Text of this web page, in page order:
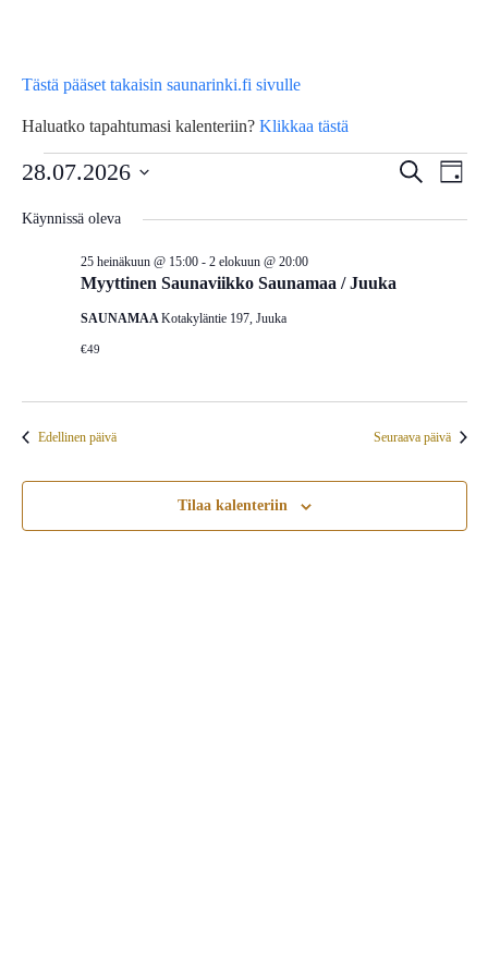
Tästä pääset takaisin saunarinki.fi sivulle
Haluatko tapahtumasi kalenteriin? Klikkaa tästä
Tapahtumat
for
heinäkuun,
2026
Etsi
Päivä
28.07.2026
Käynnissä oleva
Myyttinen Saunaviikko Saunamaa / Juuka
25 heinäkuun @ 15:00- 2 elokuun @ 20:00
SAUNAMAAKotakyläntie 197, Juuka
€49
Edellinen päivä Seuraava päivä
Tilaa kalenteriin